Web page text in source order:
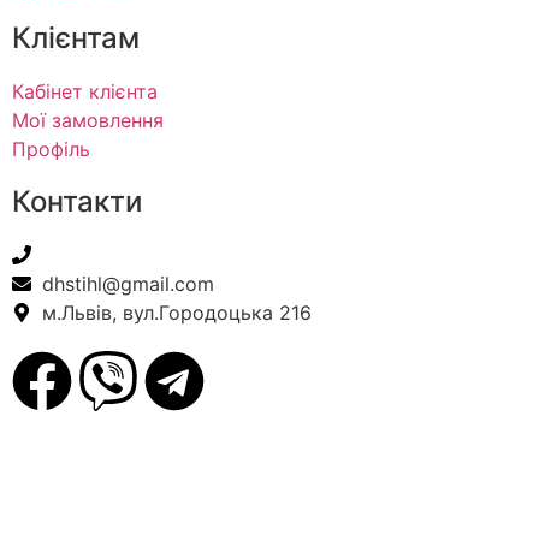
Клієнтам
Кабінет клієнта
Мої замовлення
Профіль
Контакти
dhstihl@gmail.com
м.Львів, вул.Городоцька 216